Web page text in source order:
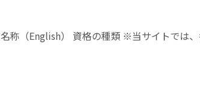
称（English） 資格の種類 ※当サイトでは